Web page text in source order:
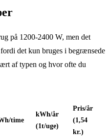
på 1200-2400 W, men det
det kun bruges i begrænsede
af typen og hvor ofte du
time
kWh/år
(1t/uge)
Pris/år
(1,54
kr.)